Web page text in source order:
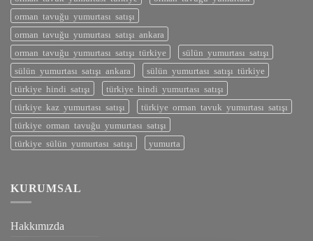
orman tavuğu yumurtası satışı
orman tavuğu yumurtası satışı ankara
orman tavuğu yumurtası satışı türkiye
sülün yumurtası satışı
sülün yumurtası satışı ankara
sülün yumurtası satışı türkiye
türkiye hindi satışı
türkiye hindi yumurtası satışı
türkiye kaz yumurtası satışı
türkiye orman tavuk yumurtası satışı
türkiye orman tavuğu yumurtası satışı
türkiye sülün yumurtası satışı
yumurta
KURUMSAL
Hakkımızda